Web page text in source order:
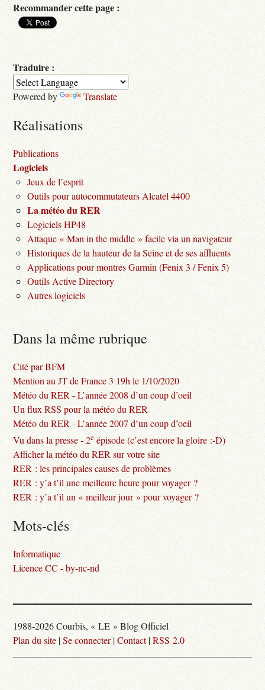
Recommander cette page :
Traduire :
Powered by Translate
Réalisations
Publications
Logiciels
Jeux de l’esprit
Outils pour autocommutateurs Alcatel 4400
La météo du RER
Logiciels HP48
Attaque « Man in the middle » facile via un navigateur
Historiques de la hauteur de la Seine et de ses affluents
Applications pour montres Garmin (Fenix 3 / Fenix 5)
Outils Active Directory
Autres logiciels
Dans la même rubrique
Cité par BFM
Mention au JT de France 3 19h le 1/10/2020
Météo du RER - L’année 2008 d’un coup d’oeil
Un flux RSS pour la météo du RER
Météo du RER - L’année 2007 d’un coup d’oeil
Vu dans la presse - 2e épisode (c’est encore la gloire :-D)
Afficher la météo du RER sur votre site
RER : les principales causes de problèmes
RER : y’a t’il une meilleure heure pour voyager ?
RER : y’a t’il un « meilleur jour » pour voyager ?
Mots-clés
Informatique
Licence CC - by-nc-nd
1988-2026 Courbis, « LE » Blog Officiel
Plan du site |Se connecter|Contact|RSS 2.0